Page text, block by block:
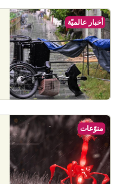
أخبار عالميّة
منوّعات